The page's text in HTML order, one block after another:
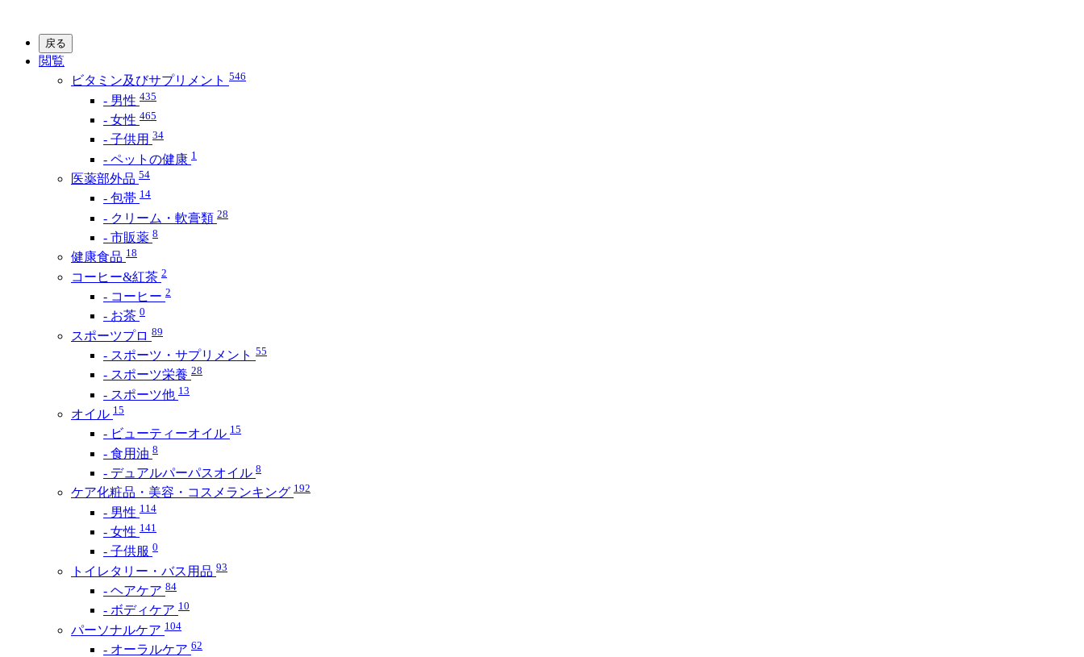
戻る
閲覧
ビタミン及びサプリメント 546
- 男性 435
- 女性 465
- 子供用 34
- ペットの健康 1
医薬部外品 54
- 包帯 14
- クリーム・軟膏類 28
- 市販薬 8
健康食品 18
コーヒー&紅茶 2
- コーヒー 2
- お茶 0
スポーツプロ 89
- スポーツ・サプリメント 55
- スポーツ栄養 28
- スポーツ他 13
オイル 15
- ビューティーオイル 15
- 食用油 8
- デュアルパーパスオイル 8
ケア化粧品・美容・コスメランキング 192
- 男性 114
- 女性 141
- 子供服 0
トイレタリー・バス用品 93
- ヘアケア 84
- ボディケア 10
パーソナルケア 104
- オーラルケア 62